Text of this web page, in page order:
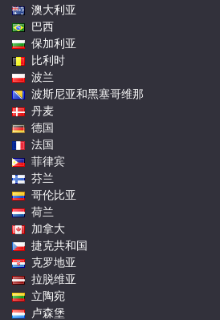
澳大利亚
巴西
保加利亚
比利时
波兰
波斯尼亚和黑塞哥维那
丹麦
德国
法国
菲律宾
芬兰
哥伦比亚
荷兰
加拿大
捷克共和国
克罗地亚
拉脱维亚
立陶宛
卢森堡